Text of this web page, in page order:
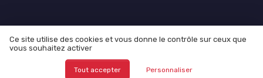
Mentions légales
© Ma coloration cheveux 2026
Ce site utilise des cookies et vous donne le contrôle sur ceux que
vous souhaitez activer
Tout accepter Personnaliser